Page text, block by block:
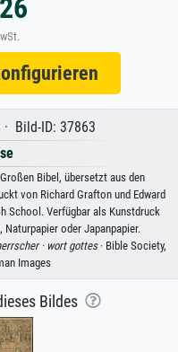
Bild-ID: 37863
Bibel, übersetzt aus den
von Richard Grafton und Edward
School. Verfügbar als Kunstdruck
oder Japanpapier.
· wort gottes· Bible Society,
Images
Bildes